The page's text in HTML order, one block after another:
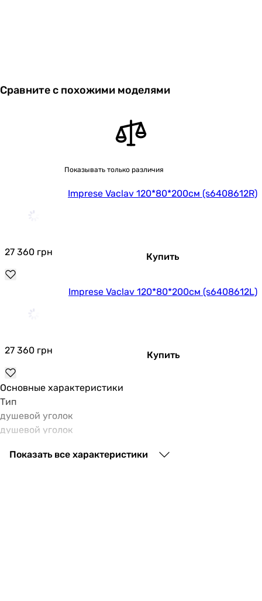
Сравните с похожими моделями
Показывать только различия
Imprese Vaclav 120*80*200см (s6408612R)
27 360 грн Купить
Imprese Vaclav 120*80*200см (s6408612L)
27 360 грн Купить
Основные характеристики
Тип
душевой уголок
душевой уголок
прямоугольная
Показать все характеристики